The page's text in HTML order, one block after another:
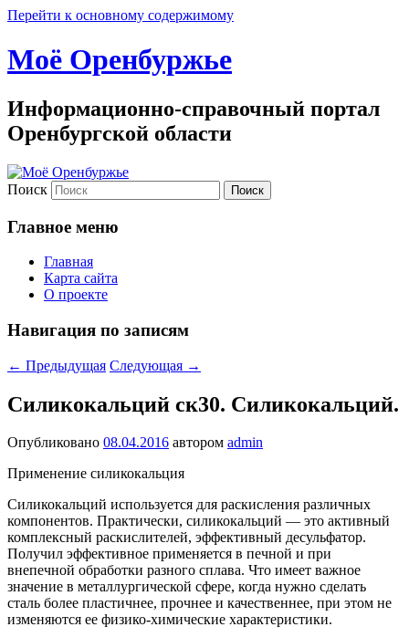
Перейти к основному содержимому
Моё Оренбуржье
Информационно-справочный портал
Оренбургской области
Поиск
Главное меню
Главная
Карта сайта
О проекте
Навигация по записям
← Предыдущая Следующая →
Силикокальций ск30. Силикокальций.
Опубликовано 08.04.2016 автором admin
Применение силикокальция
Силикокальций используется для раскисления различных
компонентов. Практически, силикокальций — это активный
комплексный раскислителей, эффективный десульфатор.
Получил эффективное применяется в печной и при
внепечной обработки разного сплава. Что имеет важное
значение в металлургической сфере, когда нужно сделать
сталь более пластичнее, прочнее и качественнее, при этом не
изменяются ее физико-химические характеристики.